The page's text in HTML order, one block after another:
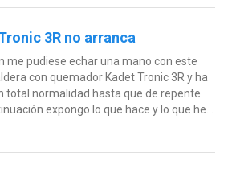
3R no arranca
me pudiese echar una mano con este
con quemador Kadet Tronic 3R y ha
total normalidad hasta que de repente
expongo lo que hace y lo que he...